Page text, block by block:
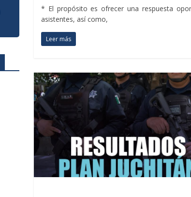
* El propósito es ofrecer una respuesta
asistentes, así como,
Leer más